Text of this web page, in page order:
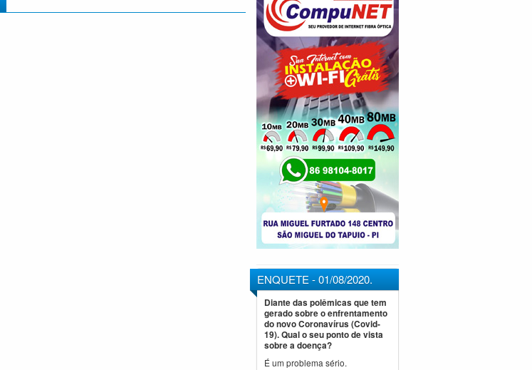
ENQUETE - 01/08/2020.
Diante das polêmicas que tem
gerado sobre o enfrentamento
do novo Coronavírus (Covid-
19). Qual o seu ponto de vista
sobre a doença?
É um problema sério.